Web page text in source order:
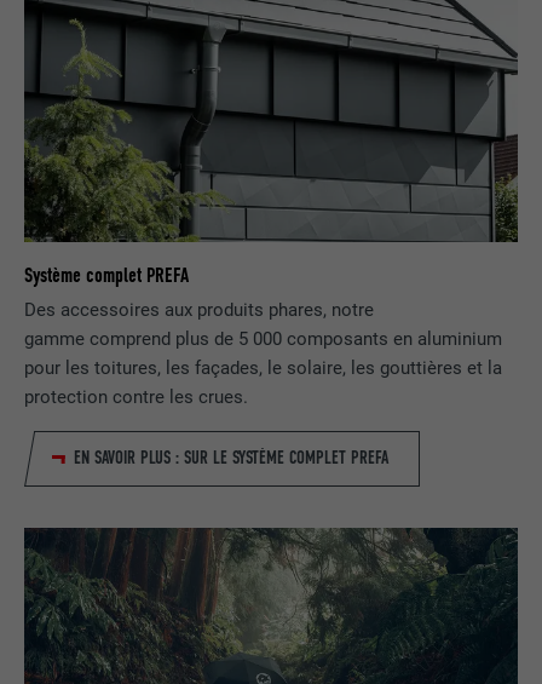
Système complet PREFA
Des accessoires aux produits phares, notre
gamme comprend plus de 5 000 composants en aluminium
pour les toitures, les façades, le solaire, les gouttières et la
protection contre les crues.
EN SAVOIR PLUS : SUR LE SYSTÈME COMPLET PREFA
EXPIRATION 1 jour
UTILITÉ
Enregistre un identifiant unique utilisé
sur la manière dont l'utilisateur utilise le
site Internet.
NOM
FOURNISSEUR
EXPIRATION 90 jours
Est placé afin de tester si le navigateur
NOM lang
FOURNISSEUR ads.linkedin.com
EXPIRATION Session
UTILITÉ
Enregistre la langue choisie par
l'utilisateur pour un site Internet.
NOM lang
FOURNISSEUR LinkedIn
EXPIRATION Session
Utilisé par LinkedIn lorsqu'un site
nous » intégrée.
NOM bcookie
FOURNISSEUR LinkedIn